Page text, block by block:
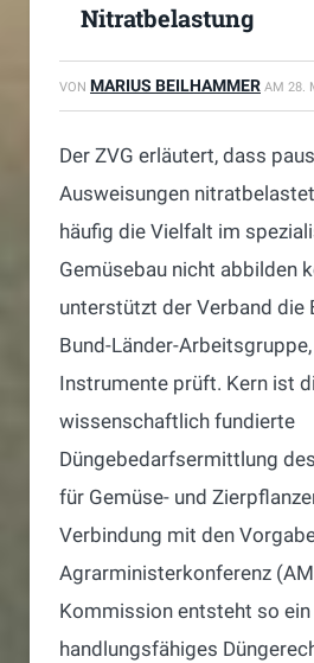
Nitratbelastung
VON MARIUS BEILHAMMER AM 28.
Der ZVG erläutert, dass
Ausweisungen
häufig die Vielfalt im
Gemüsebau nicht abbilden
unterstützt der Verband die
Bund-Länder-
Instrumente prüft. Kern ist
wissenschaftlich fundierte
Düngebedarfsermittlung
für Gemüse- und
Verbindung mit den
Agrarministerkonferenz
Kommission entsteht so ein
handlungsfähiges